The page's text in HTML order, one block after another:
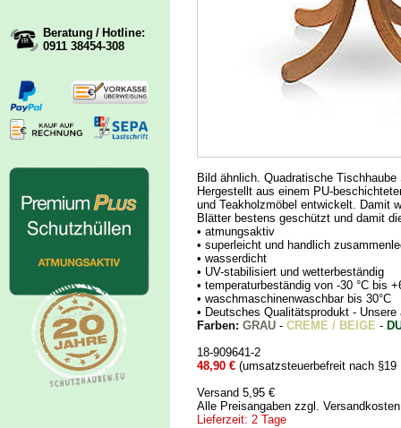
Beratung / Hotline:
0911 38454-308
Bild ähnlich. Quadratische
Hergestellt aus einem PU-
und Teakholzmöbel entwickelt. Damit
Blätter bestens geschützt und damit
• atmungsaktiv
• superleicht und handlich
• wasserdicht
• UV-stabilisiert und wetterbeständig
• temperaturbeständig von -30 °C bis
• waschmaschinenwaschbar bis 30°C
• Deutsches Qualitätsprodukt -
Farben: GRAU - CREME / BEIGE -
18-909641-2
48,90 € (umsatzsteuerbefreit nach §19
Versand 5,95 €
Alle Preisangaben zzgl.
Lieferzeit: 2 Tage